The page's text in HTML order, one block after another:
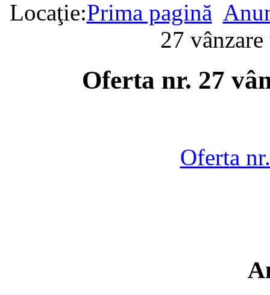
Locaţie:Prima pagină
27
Oferta nr. 27
Oferta